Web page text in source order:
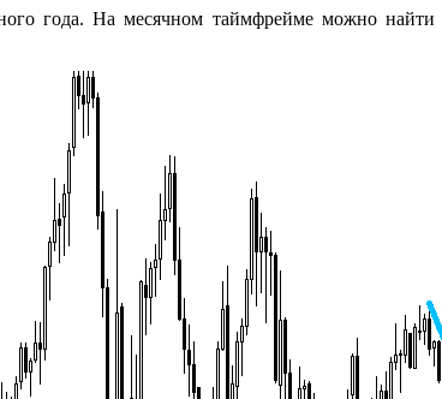
года. На месячном таймфрейме можно